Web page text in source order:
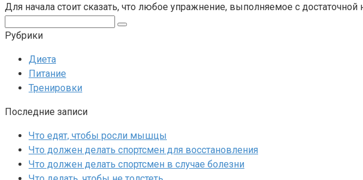
Для начала стоит сказать, что любое упражнение, выполняемое с достаточной
Рубрики
Диета
Питание
Тренировки
Последние записи
Что едят, чтобы росли мышцы
Что должен делать спортсмен для восстановления
Что должен делать спортсмен в случае болезни